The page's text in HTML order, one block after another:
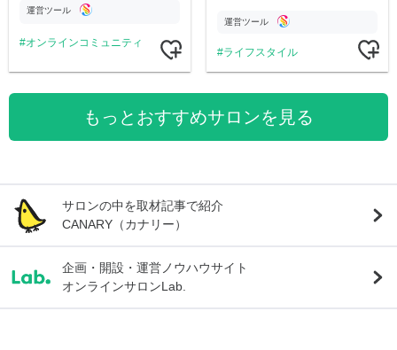
公開。
運営ツール
オンラインコミュニティ
運営ツール
ライフスタイル
もっとおすすめサロンを見る
サロンの中を取材記事で紹介
CANARY（カナリー）
企画・開設・運営ノウハウサイト
オンラインサロンLab.